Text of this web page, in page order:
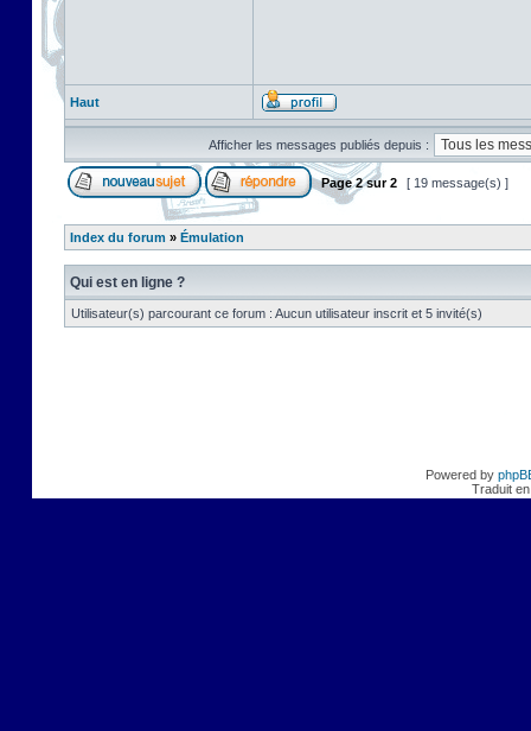
Haut
Afficher les messages publiés depuis :
Page2sur2 [ 19 message(s) ]
Index du forum » Émulation
Qui est en ligne ?
Utilisateur(s) parcourant ce forum : Aucun utilisateur inscrit et 5 invité(s)
Powered by
Traduit